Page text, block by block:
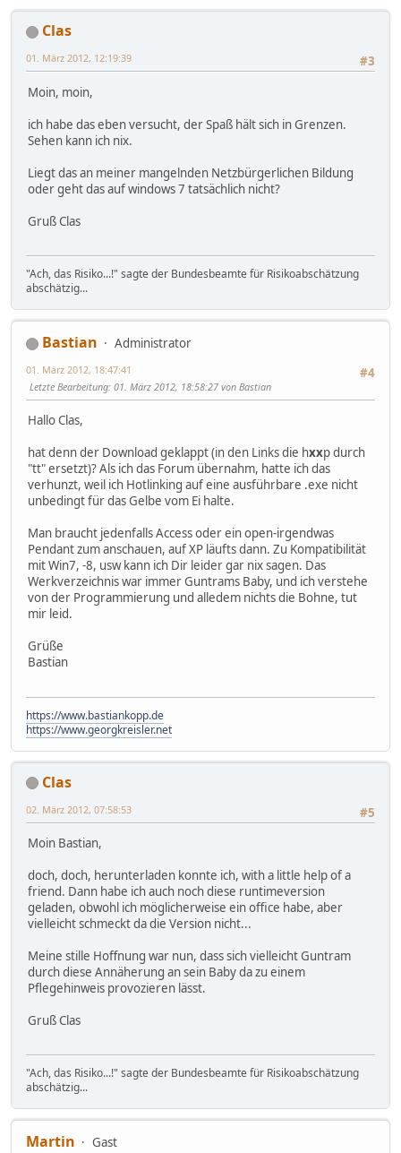
Clas
#3
01. März 2012, 12:19:39
Moin, moin,
ich habe das eben versucht, der Spaß hält sich in Grenzen.
Sehen kann ich nix.
Liegt das an meiner mangelnden Netzbürgerlichen Bildung
oder geht das auf windows 7 tatsächlich nicht?
Gruß Clas
"Ach, das Risiko...!" sagte der Bundesbeamte für Risikoabschätzung
abschätzig...
Bastian
Administrator
#4
01. März 2012, 18:47:41
Letzte Bearbeitung: 01. März 2012, 18:58:27 von Bastian
Hallo Clas,
hat denn der Download geklappt (in den Links die hxxp durch
"tt" ersetzt)? Als ich das Forum übernahm, hatte ich das
verhunzt, weil ich Hotlinking auf eine ausführbare .exe nicht
unbedingt für das Gelbe vom Ei halte.
Man braucht jedenfalls Access oder ein open-irgendwas
Pendant zum anschauen, auf XP läufts dann. Zu Kompatibilität
mit Win7, -8, usw kann ich Dir leider gar nix sagen. Das
Werkverzeichnis war immer Guntrams Baby, und ich verstehe
von der Programmierung und alledem nichts die Bohne, tut
mir leid.
Grüße
Bastian
https://www.bastiankopp.de
https://www.georgkreisler.net
Clas
#5
02. März 2012, 07:58:53
Moin Bastian,
doch, doch, herunterladen konnte ich, with a little help of a
friend. Dann habe ich auch noch diese runtimeversion
geladen, obwohl ich möglicherweise ein office habe, aber
vielleicht schmeckt da die Version nicht...
Meine stille Hoffnung war nun, dass sich vielleicht Guntram
durch diese Annäherung an sein Baby da zu einem
Pflegehinweis provozieren lässt.
Gruß Clas
"Ach, das Risiko...!" sagte der Bundesbeamte für Risikoabschätzung
abschätzig...
Martin
Gast